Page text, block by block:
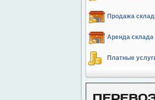
Продажа
Аренда склада
Платные